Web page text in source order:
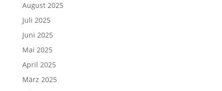
August 2025
Juli 2025
Juni 2025
Mai 2025
April 2025
März 2025